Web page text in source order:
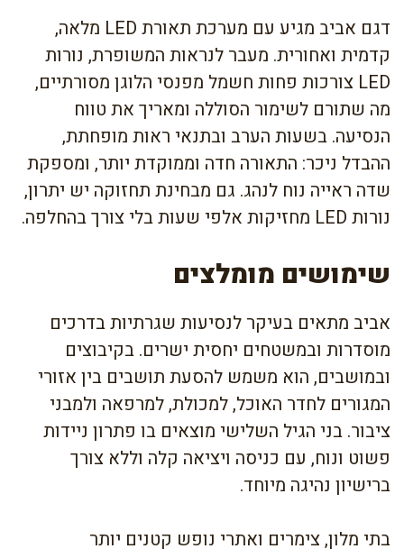
דגם אביב מגיע עם מערכת תאורת LED מלאה,
קדמית ואחורית. מעבר לנראות המשופרת, נורות
LED צורכות פחות חשמל מפנסי הלוגן מסורתיים,
מה שתורם לשימור הסוללה ומאריך את טווח
הנסיעה. בשעות הערב ובתנאי ראות מופחתת,
ההבדל ניכר: התאורה חדה וממוקדת יותר, ומספקת
שדה ראייה נוח לנהג. גם מבחינת תחזוקה יש יתרון,
נורות LED מחזיקות אלפי שעות בלי צורך בהחלפה.
שימושים מומלצים
אביב מתאים בעיקר לנסיעות שגרתיות בדרכים
מוסדרות ובמשטחים יחסית ישרים. בקיבוצים
ובמושבים, הוא משמש להסעת תושבים בין אזורי
המגורים לחדר האוכל, למכולת, למרפאה ולמבני
ציבור. בני הגיל השלישי מוצאים בו פתרון ניידות
פשוט ונוח, עם כניסה ויציאה קלה וללא צורך
ברישיון נהיגה מיוחד.
בתי מלון, צימרים ואתרי נופש קטנים יותר